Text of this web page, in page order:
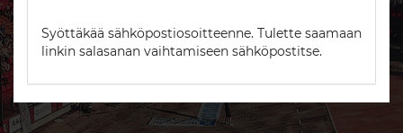
Syöttäkää sähköpostiosoitteenne. Tulette saamaan
linkin salasanan vaihtamiseen sähköpostitse.